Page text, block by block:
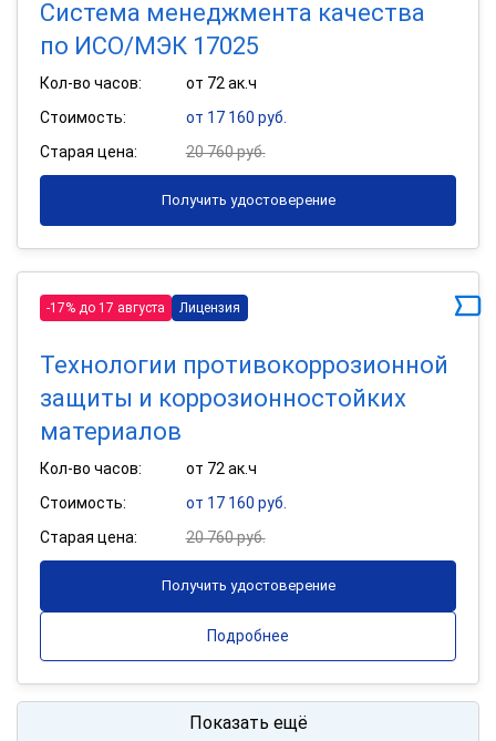
Система менеджмента качества
по ИСО/МЭК 17025
Кол-во часов:
от 72 ак.ч
Стоимость:
от 17 160 руб.
Старая цена:
20 760 руб.
Получить удостоверение
-17% до 17 августа Лицензия
Технологии противокоррозионной
защиты и коррозионностойких
материалов
Кол-во часов:
от 72 ак.ч
Стоимость:
от 17 160 руб.
Старая цена:
20 760 руб.
Получить удостоверение
Подробнее
Показать ещё